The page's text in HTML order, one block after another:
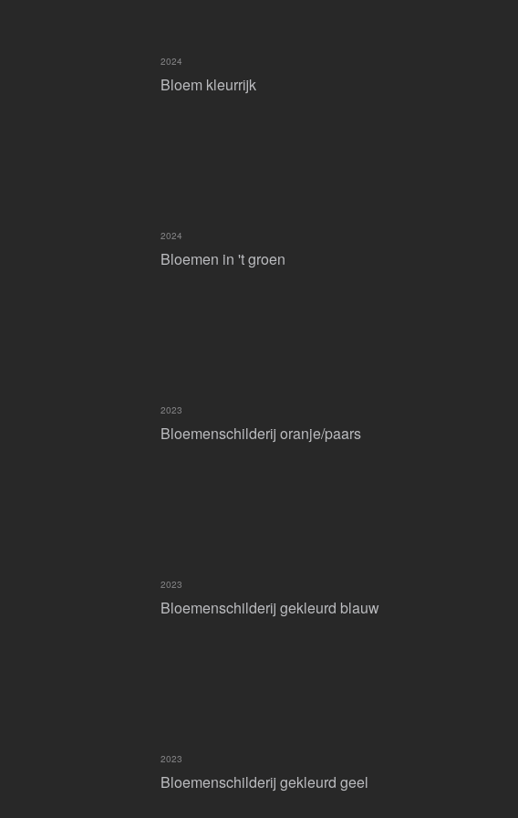
Bloem kleurrijk
2024
Bloemen in 't groen
2024
Bloemenschilderij oranje/paars
2023
Bloemenschilderij gekleurd blauw
2023
Bloemenschilderij gekleurd geel
2023